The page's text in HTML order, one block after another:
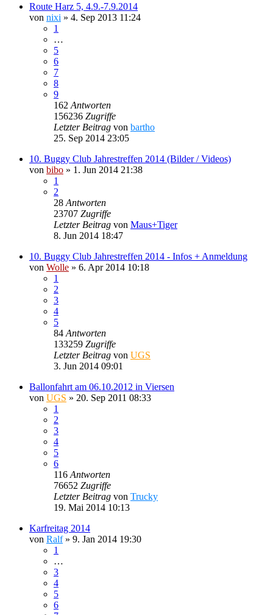
Route Harz 5, 4.9.-7.9.2014
von nixi » 4. Sep 2013 11:24
1
…
5
6
7
8
9
162 Antworten
156236 Zugriffe
Letzter Beitrag von bartho
25. Sep 2014 23:05
10. Buggy Club Jahrestreffen 2014 (Bilder / Videos)
von bibo » 1. Jun 2014 21:38
1
2
28 Antworten
23707 Zugriffe
Letzter Beitrag von Maus+Tiger
8. Jun 2014 18:47
10. Buggy Club Jahrestreffen 2014 - Infos + Anmeldung
von Wolle » 6. Apr 2014 10:18
1
2
3
4
5
84 Antworten
133259 Zugriffe
Letzter Beitrag von UGS
3. Jun 2014 09:01
Ballonfahrt am 06.10.2012 in Viersen
von UGS » 20. Sep 2011 08:33
1
2
3
4
5
6
116 Antworten
76652 Zugriffe
Letzter Beitrag von Trucky
19. Mai 2014 10:13
Karfreitag 2014
von Ralf» 9. Jan 2014 19:30
1
…
3
4
5
6